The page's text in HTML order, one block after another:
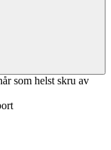
som helst skru av